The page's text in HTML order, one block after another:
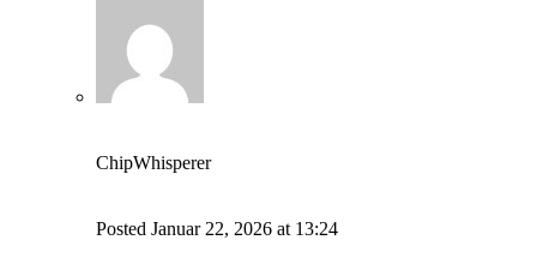
ChipWhisperer
Posted Januar 22, 2026 at 13:24